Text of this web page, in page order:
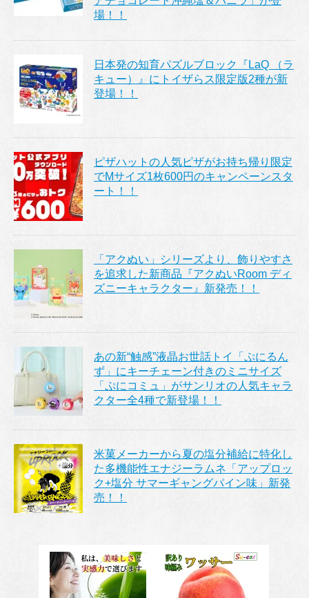
場！！
日本発の知育パズルブロック『LaQ （ラ
キュー）』にトイザらス限定版2種が新
登場！！
ピザハットの人気ピザがお持ち帰り限定
でMサイズ1枚600円のキャンペーンスタ
ート！！
「アクぬい」シリーズより、飾りやすさ
を追求した新商品『アクぬいRoom ディ
ズニーキャラクター』新発売！！
あの新“触感”液晶お世話トイ「ぷにるん
ず」にキーチェーン付きのミニサイズ
「ぷにコミュ」がサンリオの人気キャラ
クター全4種で新登場！！
米菓メーカーから夏の塩分補給に特化し
た多機能性エナジーラムネ「アップロッ
ク+塩分 サマーギャングパイン味」新発
売！！